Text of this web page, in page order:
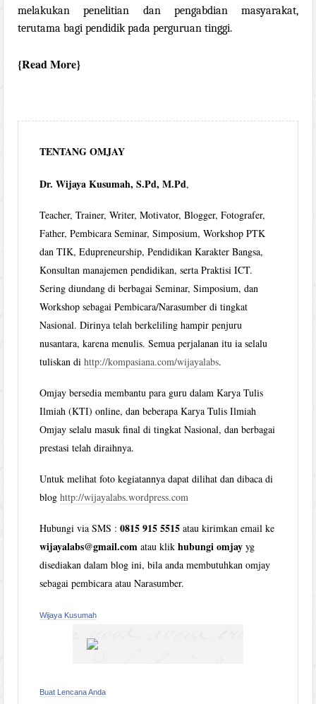
melakukan penelitian dan pengabdian masyarakat,
terutama bagi pendidik pada perguruan tinggi.
Read More
TENTANG OMJAY
Dr. Wijaya Kusumah, S.Pd, M.Pd,
Teacher, Trainer, Writer, Motivator, Blogger, Fotografer,
Father, Pembicara Seminar, Simposium, Workshop PTK
dan TIK, Edupreneurship, Pendidikan Karakter Bangsa,
Konsultan manajemen pendidikan, serta Praktisi ICT.
Sering diundang di berbagai Seminar, Simposium, dan
Workshop sebagai Pembicara/Narasumber di tingkat
Nasional. Dirinya telah berkeliling hampir penjuru
nusantara, karena menulis. Semua perjalanan itu ia selalu
tuliskan dihttp://kompasiana.com/wijayalabs.
Omjay bersedia membantu para guru dalam Karya Tulis
Ilmiah (KTI) online, dan beberapa Karya Tulis Ilmiah
Omjay selalu masuk final di tingkat Nasional, dan berbagai
prestasi telah diraihnya.
Untuk melihat foto kegiatannya dapat dilihat dan dibaca di
bloghttp://wijayalabs.wordpress.com
Hubungi via SMS :0815 915 5515 atau kirimkan email ke
wijayalabs@gmail.com atau klikhubungi omjay yg
disediakan dalam blog ini, bila anda membutuhkan omjay
sebagai pembicara atau Narasumber.
Wijaya Kusumah
Buat Lencana Anda